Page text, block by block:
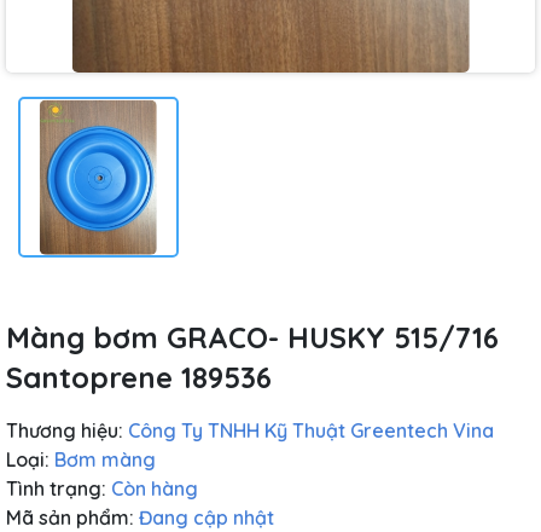
Màng bơm GRACO- HUSKY 515/716
Santoprene 189536
Thương hiệu: Công Ty TNHH Kỹ Thuật Greentech Vina
Loại: Bơm màng
Tình trạng: Còn hàng
Mã sản phẩm: Đang cập nhật